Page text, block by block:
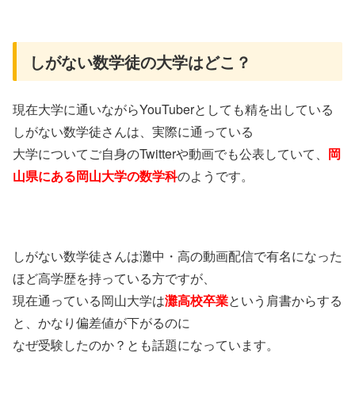
しがない数学徒の大学はどこ？
現在大学に通いながらYouTuberとしても精を出している
しがない数学徒さんは、実際に通っている
大学についてご自身のTwitterや動画でも公表していて、 岡
山県にある岡山大学の数学科のようです。
しがない数学徒さんは灘中・高の動画配信で有名になった
ほど高学歴を持っている方ですが、
現在通っている岡山大学は灘高校卒業という肩書からする
と、かなり偏差値が下がるのに
なぜ受験したのか？とも話題になっています。